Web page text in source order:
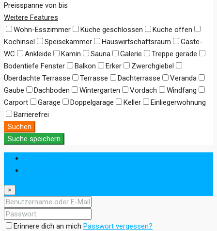
Preisspanne von bis
Weitere Features
Wohn-Esszimmer
Küche geschlossen
Küche offen
Kochinsel
Speisekammer Hauswirtschaftsraum
Gäste-
WC
Ankleide Kamin Sauna Galerie
Treppe gerade
Bodentiefe Fenster
Balkon Erker
Zwerchgiebel
Überdachte Terrasse
Terrasse Dachterrasse
Veranda
Gaube
Dachboden Wintergarten Vordach
Windfang
Carport
Garage Doppelgarage Keller
Einliegerwohnung
Barrierefrei
Suchen
Suche speichern
×
Erinnere dich an mich Passwort vergessen?